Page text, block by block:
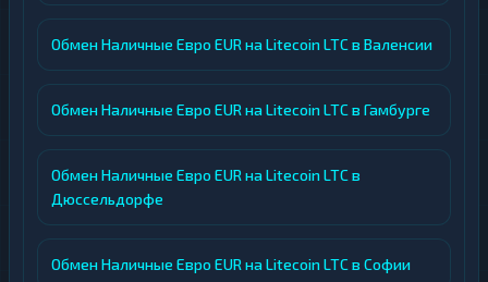
Обмен Наличные Евро EUR на Litecoin LTC в Валенсии
Обмен Наличные Евро EUR на Litecoin LTC в Гамбурге
Обмен Наличные Евро EUR на Litecoin LTC в
Дюссельдорфе
Обмен Наличные Евро EUR на Litecoin LTC в Софии